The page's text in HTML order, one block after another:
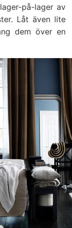
på-lager av
Låt även lite
dem över en